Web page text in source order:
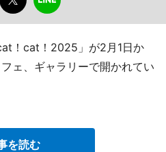
！cat！2025」が2月1日か
ェ、ギャラリーで開かれてい
を読む